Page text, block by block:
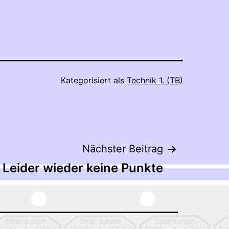
Kategorisiert als Technik 1. (TB)
Nächster Beitrag
Leider wieder keine Punkte